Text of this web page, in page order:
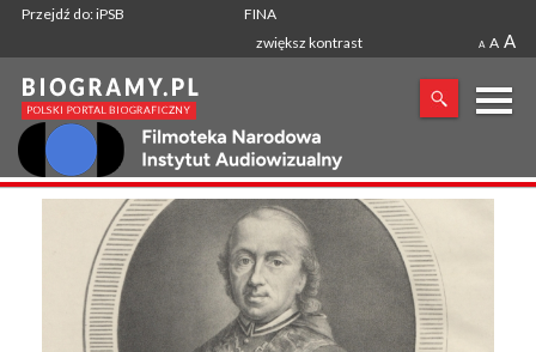
Przejdź do: iPSB
FINA
zwiększ kontrast
A A A
X
SZUKANA FRAZA